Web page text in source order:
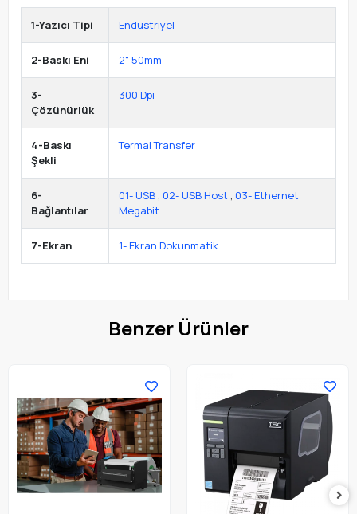
1-Yazıcı Tipi Endüstriyel
2-Baskı Eni 2" 50mm
3-
Çözünürlük
300 Dpi
4-Baskı
Şekli
Termal Transfer
6-
Bağlantılar
01- USB , 02- USB Host , 03- Ethernet
Megabit
7-Ekran 1- Ekran Dokunmatik
Benzer Ürünler